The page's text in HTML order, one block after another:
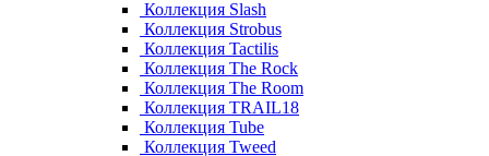
Коллекция Slash
Коллекция Strobus
Коллекция Tactilis
Коллекция The Rock
Коллекция The Room
Коллекция TRAIL18
Коллекция Tube
Коллекция Tweed